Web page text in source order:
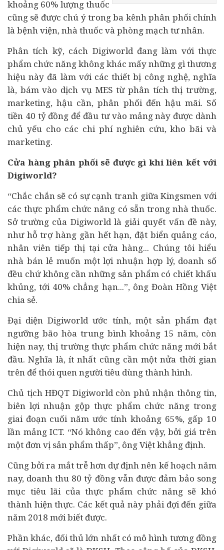
khoảng 60% lượng thuốc
cũng sẽ được chú ý trong ba kênh phân phối chính
là bệnh viện, nhà thuốc và phòng mạch tư nhân.
Phân tích kỹ, cách Digiworld đang làm với thực
phẩm chức năng không khác mấy những gì thương
hiệu này đã làm với các thiết bị công nghệ, nghĩa
là, bám vào dịch vụ MES từ phân tích thị trường,
marketing, hậu cần, phân phối đến hậu mãi. Số
tiền 40 tỷ đồng để đầu tư vào mảng này được dành
chủ yếu cho các chi phí nghiên cứu, kho bãi và
marketing.
Cửa hàng phân phối sẽ được gì khi liên kết với
Digiworld?
“Chắc chắn sẽ có sự cạnh tranh giữa Kingsmen với
các thực phẩm chức năng có sẵn trong nhà thuốc.
Sở trường của Digiworld là giải quyết vấn đề này,
như hỗ trợ hàng gần hết hạn, đặt biển quảng cáo,
nhân viên tiếp thị tại cửa hàng... Chúng tôi hiểu
nhà bán lẻ muốn một lợi nhuận hợp lý, doanh số
đều chứ không cần những sản phẩm có chiết khấu
khủng, tới 40% chẳng hạn...”, ông Đoàn Hồng Việt
chia sẻ.
Đại diện Digiworld ước tính, một sản phẩm đạt
ngưỡng bão hòa trung bình khoảng 15 năm, còn
hiện nay, thị trường thực phẩm chức năng mới bắt
đầu. Nghĩa là, ít nhất cũng cần một nửa thời gian
trên để thói quen người tiêu dùng thành hình.
Chủ tịch HĐQT Digiworld còn phủ nhận thông tin,
biên lợi nhuận gộp thực phẩm chức năng trong
giai đoạn cuối năm ước tính khoảng 65%, gấp 10
lần mảng ICT. “Nó không cao đến vậy, bởi giá trên
một đơn vị sản phẩm thấp”, ông Việt khẳng định.
Cũng bởi ra mắt trễ hơn dự định nên kế hoạch năm
nay, doanh thu 80 tỷ đồng vẫn được đảm bảo song
mục tiêu lãi của thực phẩm chức năng sẽ khó
thành hiện thực. Các kết quả này phải đợi đến giữa
năm 2018 mới biết được.
Phần khác, đối thủ lớn nhất có mô hình tương đồng